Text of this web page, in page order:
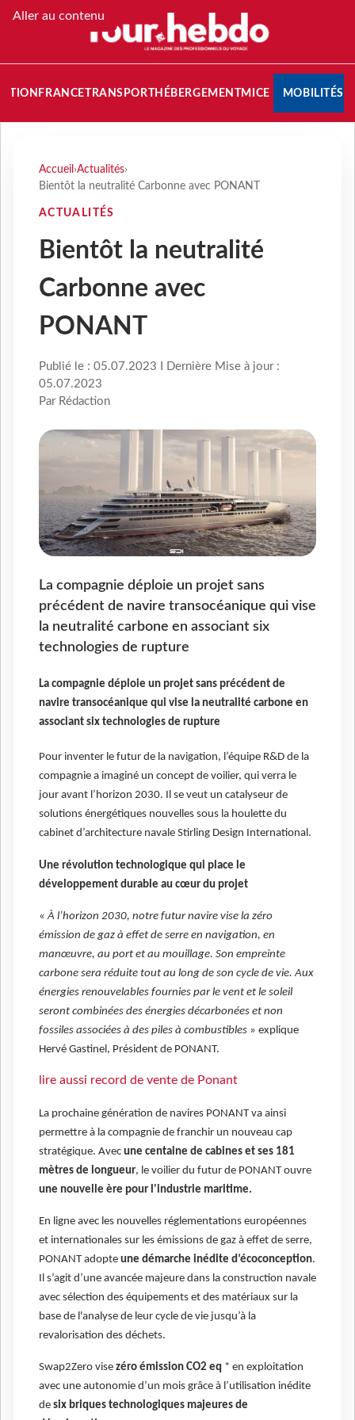
Aller au contenu
FRANCETRANSPORT HÉBERGEMENTMICE MOBILITÉS
Accueil ›Actualités›
Bientôt la neutralité Carbonne avec PONANT
ACTUALITÉS
Bientôt la neutralité
Carbonne avec
PONANT
Publié le : 05.07.2023 I Dernière Mise à jour :
05.07.2023
Par Rédaction
La compagnie déploie un projet sans
précédent de navire transocéanique qui vise
la neutralité carbone en associant six
technologies de rupture
La compagnie déploie un projet sans précédent de
navire transocéanique qui vise la neutralité carbone en
associant six technologies de rupture
Pour inventer le futur de la navigation, l’équipe R&D de la
compagnie a imaginé un concept de voilier, qui verra le
jour avant l’horizon 2030. Il se veut un catalyseur de
solutions énergétiques nouvelles sous la houlette du
cabinet d’architecture navale Stirling Design International.
Une révolution technologique qui place le
développement durable au cœur du projet
«À l’horizon 2030, notre futur navire vise la zéro
émission de gaz à effet de serre en navigation, en
manœuvre, au port et au mouillage. Son empreinte
carbone sera réduite tout au long de son cycle de vie. Aux
énergies renouvelables fournies par le vent et le soleil
seront combinées des énergies décarbonées et non
fossiles associées à des piles à combustibles » explique
Hervé Gastinel, Président de PONANT.
lire aussi record de vente de Ponant
La prochaine génération de navires PONANT va ainsi
permettre à la compagnie de franchir un nouveau cap
stratégique. Avec une centaine de cabines et ses 181
mètres de longueur, le voilier du futur de PONANT ouvre
une nouvelle ère pour l'industrie maritime.
En ligne avec les nouvelles réglementations européennes
et internationales sur les émissions de gaz à effet de serre,
PONANT adopte une démarche inédite d’écoconception.
Il s’agit d’une avancée majeure dans la construction navale
avec sélection des équipements et des matériaux sur la
base de l'analyse de leur cycle de vie jusqu’à la
revalorisation des déchets.
Swap2Zero vise zéro émission CO2 eq * en exploitation
avec une autonomie d’un mois grâce à l’utilisation inédite
de six briques technologiques majeures de